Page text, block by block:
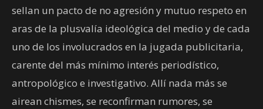
sellan un pacto de no agresión y mutuo respeto en
aras de la plusvalía ideológica del medio y de cada
uno de los involucrados en la jugada publicitaria,
carente del más mínimo interés periodístico,
antropológico e investigativo. Allí nada más se
airean chismes, se reconfirman rumores, se